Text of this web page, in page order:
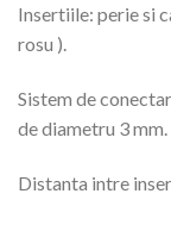
Insertiile: perie si
rosu ).
Sistem de
de diametru 3 mm.
Distanta intre